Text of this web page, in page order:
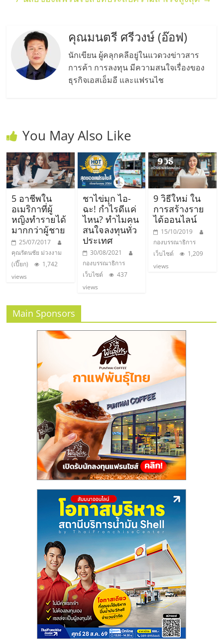
คุณมนตรี ศรีวงษ์ (อ๊อฟ)
นักเขียน ผู้คลุกคลีอยู่ในแวดวงข่าวสาร
การค้า การลงทุน มีความสนใจเรื่องของ
ธุรกิจเอสเอ็มอี และแฟรนไช
You May Also Like
5 อาชีพใน
อเมริกาที่ผู้
หญิงทำรายได้
มากกว่าผู้ชาย
25/07/2017
คุณรัตนชัย ม่วงงาม
(เปี๊ยก)
1,742
views
ชาไข่มุก ไอ-
ฉะ! กำไรดีแค่
ไหน? ทำไมคน
สนใจลงทุนทั่ว
ประเทศ
30/08/2021
กองบรรณาธิการ
เว็บไซต์
437
views
9 วิธีใหม่ ใน
การสร้างราย
ได้ออนไลน์
15/10/2019
กองบรรณาธิการ
เว็บไซต์
1,209
views
Main Sponsors